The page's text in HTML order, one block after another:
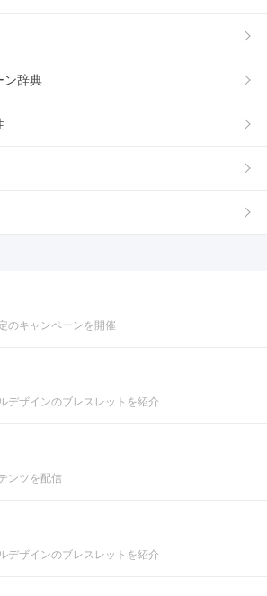
ン辞典
のキャンペーンを開催
デザインのブレスレットを紹介
ンツを配信
デザインのブレスレットを紹介